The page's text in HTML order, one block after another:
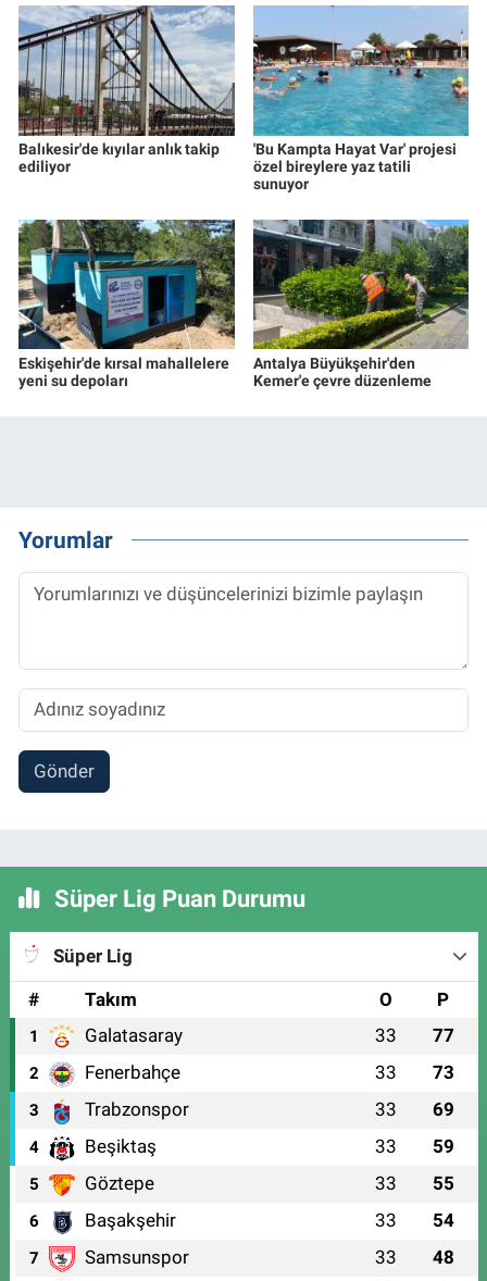
Balıkesir'de kıyılar anlık takip
ediliyor
'Bu Kampta Hayat Var' projesi
özel bireylere yaz tatili
sunuyor
Eskişehir'de kırsal mahallelere
yeni su depoları
Antalya Büyükşehir'den
Kemer'e çevre düzenleme
Yorumlar
Gönder
Süper Lig Puan Durumu
Süper Lig
#
Takım O P
1 Galatasaray 33 77
2 Fenerbahçe 33 73
3 Trabzonspor 33 69
4 Beşiktaş 33 59
5 Göztepe 33 55
6 Başakşehir 33 54
7 Samsunspor 33 48